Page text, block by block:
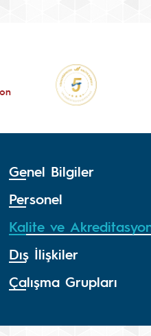
Genel Bilgiler
Personel
Kalite ve
Dış İlişkiler
Çalışma Grupları